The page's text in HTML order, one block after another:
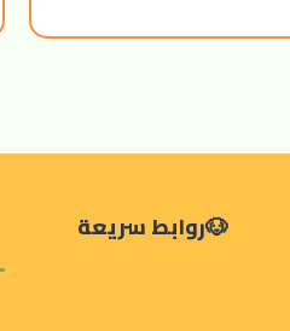
روابط سريعة